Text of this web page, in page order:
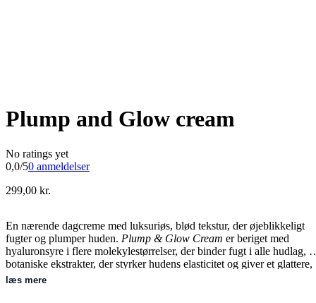
Plump and Glow cream
No ratings yet
0,0/50 anmeldelser
299,00 kr.
En nærende dagcreme med luksuriøs, blød tekstur, der øjeblikkeligt
fugter og plumper huden. Plump & Glow Cream er beriget med
hyaluronsyre i flere molekylestørrelser, der binder fugt i alle hudlag,
botaniske ekstrakter, der styrker hudens elasticitet og giver et glattere,
mere strålende udtryk.
læs mere